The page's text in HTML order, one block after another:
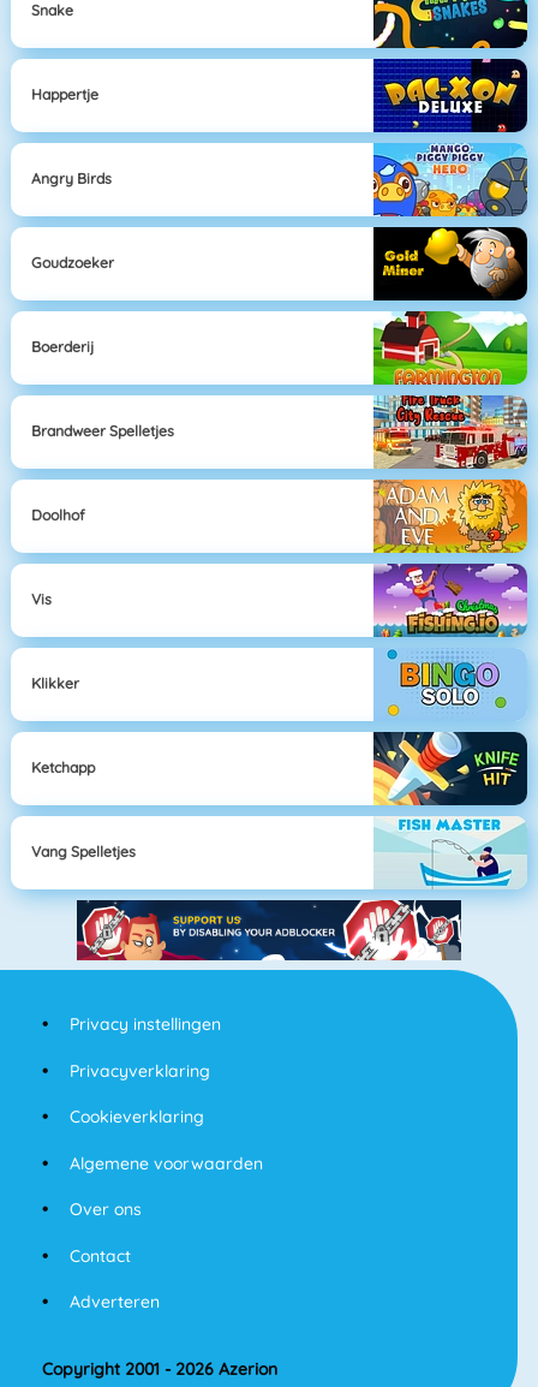
Snake
Happertje
Angry Birds
Goudzoeker
Boerderij
Brandweer Spelletjes
Doolhof
Vis
Klikker
Ketchapp
Vang Spelletjes
Privacy instellingen
Privacyverklaring
Cookieverklaring
Algemene voorwaarden
Over ons
Contact
Adverteren
Copyright 2001 - 2026 Azerion